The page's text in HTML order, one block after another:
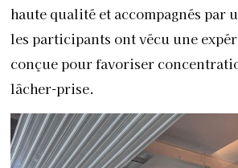
haute qualité et accompagnés par
les participants ont vécu une
conçue pour favoriser
lâcher-prise.